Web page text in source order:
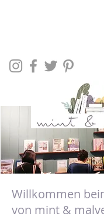
Willkommen
von mint &